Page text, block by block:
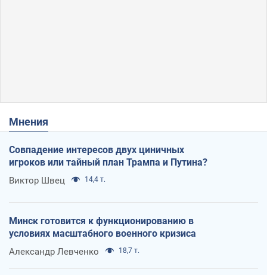
Мнения
Совпадение интересов двух циничных
игроков или тайный план Трампа и Путина?
Виктор Швец 14,4 т.
Минск готовится к функционированию в
условиях масштабного военного кризиса
Александр Левченко 18,7 т.